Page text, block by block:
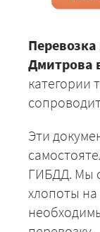
Перевозка
Дмитрова
категории
Эти
ГИБДД. Мы
хлопоты